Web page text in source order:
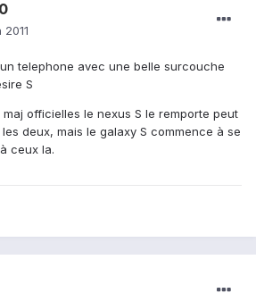
2011
telephone avec une belle surcouche
S
officielles le nexus S le remporte peut
deux, mais le galaxy S commence à se
ceux la.